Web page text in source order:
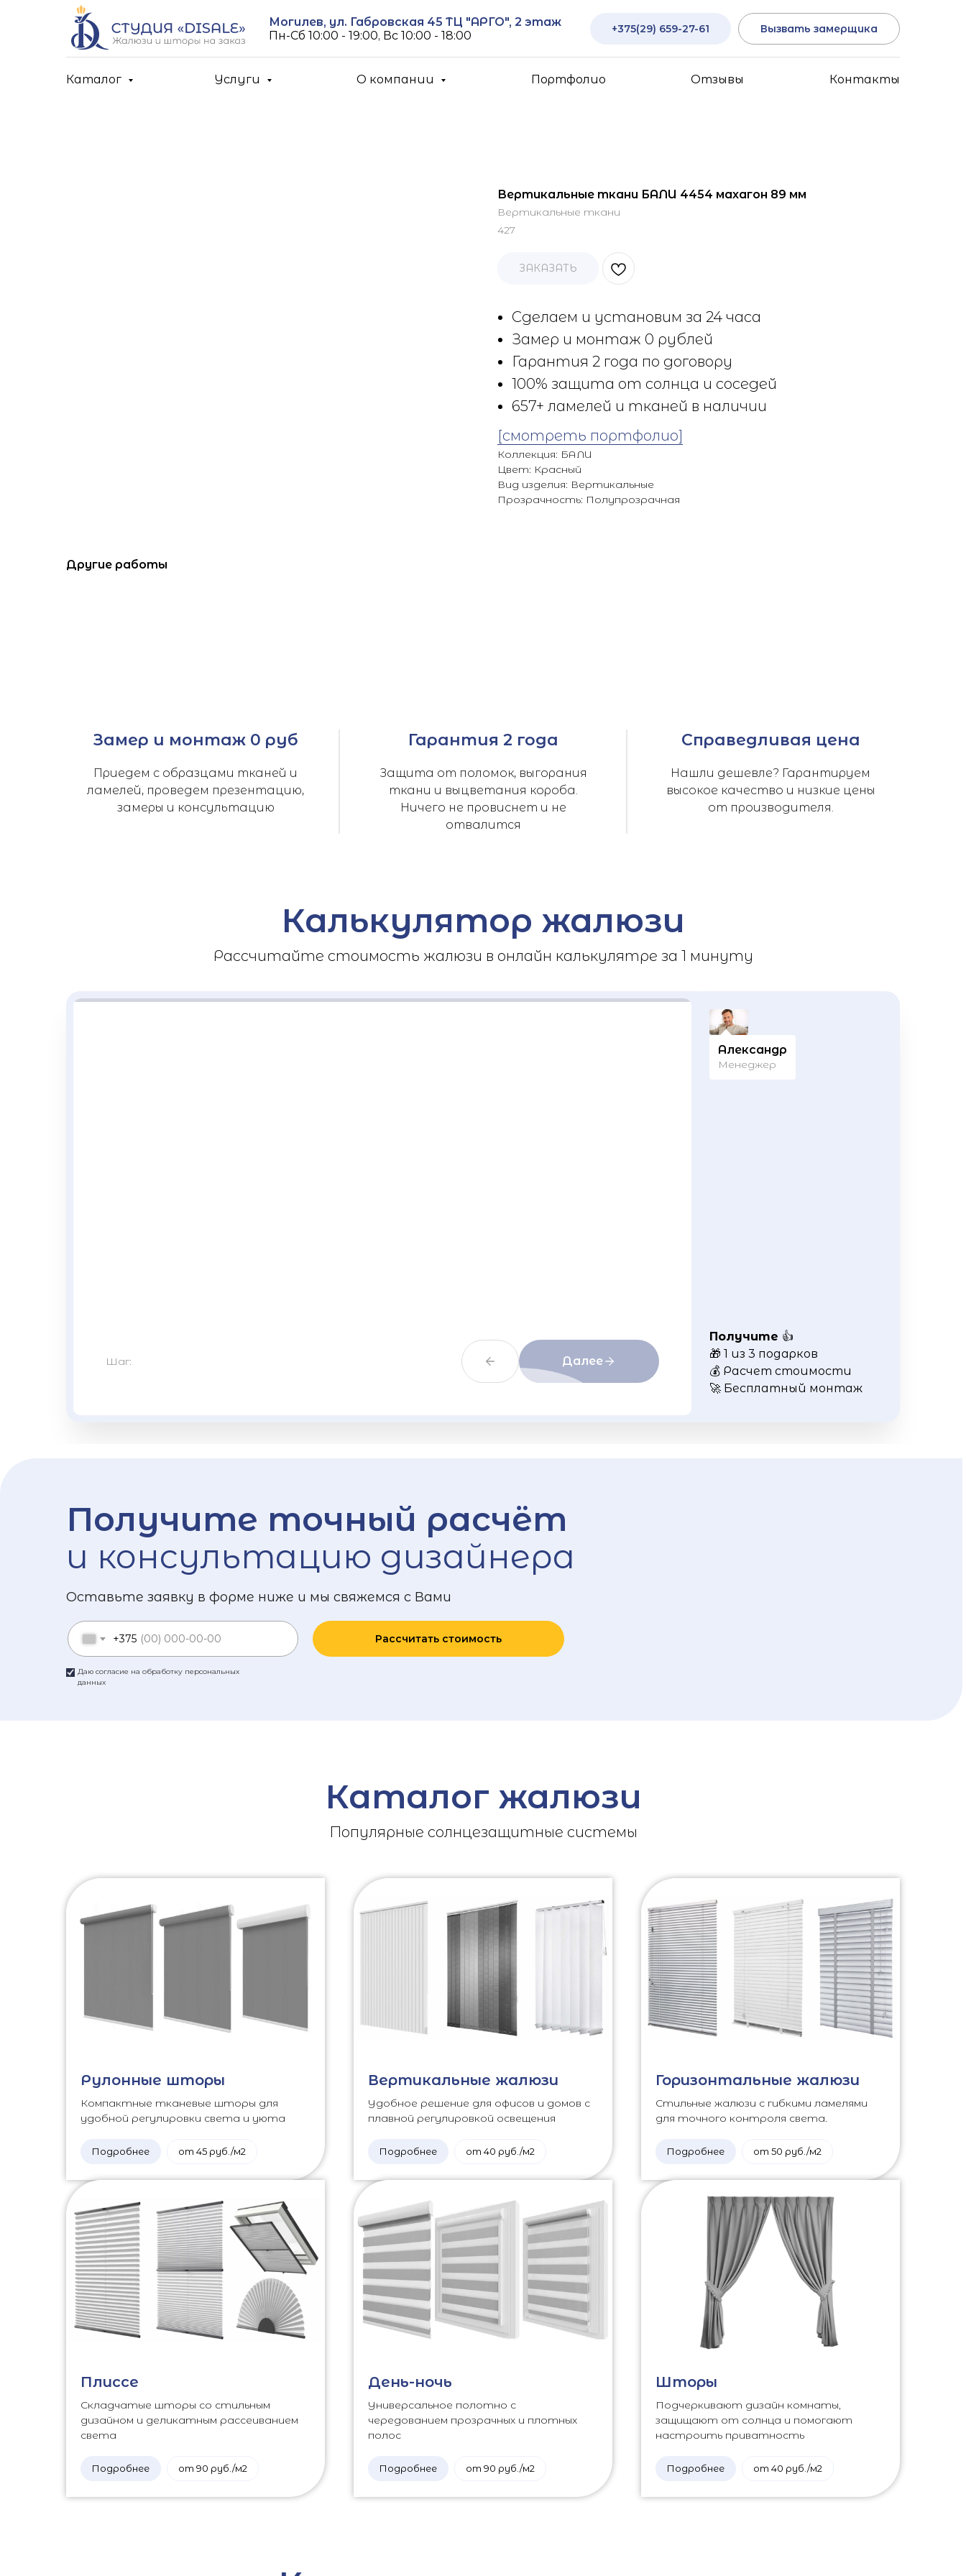
Могилев, ул. Габровская 45 ТЦ "АРГО", 2 этаж
Пн-Cб 10:00 - 19:00, Вс 10:00 - 18:00
+375(29) 659-27-61 Вызвать замерщика
Каталог Услуги О компании Портфолио Отзывы Контакты
Вертикальные ткани БАЛИ 4454 махагон 89 мм
Вертикальные ткани
427
ЗАКАЗАТЬ
Сделаем и установим за 24 часа
Замер и монтаж 0 рублей
Гарантия 2 года по договору
100% защита от солнца и соседей
657+ ламелей и тканей в наличии
[смотреть портфолио]
Коллекция: БАЛИ
Цвет: Красный
Вид изделия: Вертикальные
Прозрачность: Полупрозрачная
Другие работы
Замер и монтаж 0 руб
Приедем с образцами тканей и
ламелей, проведем презентацию,
замеры и консультацию
Гарантия 2 года
Защита от поломок, выгорания
ткани и выцветания короба.
Ничего не провиснет и не
отвалится
Справедливая цена
Нашли дешевле? Гарантируем
высокое качество и низкие цены
от производителя.
Калькулятор жалюзи
Рассчитайте стоимость жалюзи в онлайн калькулятре за 1 минуту
Александр
Менеджер
Получите 👍
🎁 1 из 3 подарков
💰 Расчет стоимости
🚀 Бесплатный монтаж
Шаг: Далее
Получите точный расчёт
и консультацию дизайнера
Оставьте заявку в форме ниже и мы свяжемся с Вами
Даю согласие на обработку персональных
данных
+375 Рассчитать стоимость
Каталог жалюзи
Популярные солнцезащитные системы
Рулонные шторы
Компактные тканевые шторы для
удобной регулировки света и уюта
Подробнее от 45 руб./м2
Вертикальные жалюзи
Удобное решение для офисов и домов с
плавной регулировкой освещения
Подробнее от 40 руб./м2
Горизонтальные жалюзи
Стильные жалюзи с гибкими ламелями
для точного контроля света.
Подробнее от 50 руб./м2
Плиссе
Складчатые шторы со стильным
дизайном и деликатным рассеиванием
света
Подробнее от 90 руб./м2
День-ночь
Универсальное полотно с
чередованием прозрачных и плотных
полос
Подробнее от 90 руб./м2
Шторы
Подчеркивают дизайн комнаты,
защищают от солнца и помогают
настроить приватность
Подробнее от 40 руб./м2